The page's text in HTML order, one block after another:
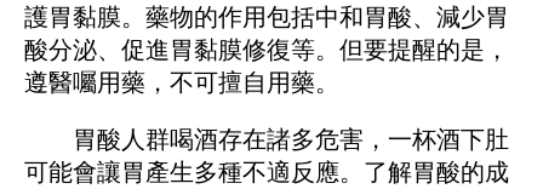
護胃黏膜。藥物的作用包括中和胃酸、減少胃
酸分泌、促進胃黏膜修復等。但要提醒的是，
遵醫囑用藥，不可擅自用藥。
胃酸人群喝酒存在諸多危害，一杯酒下肚
可能會讓胃產生多種不適反應。了解胃酸的成